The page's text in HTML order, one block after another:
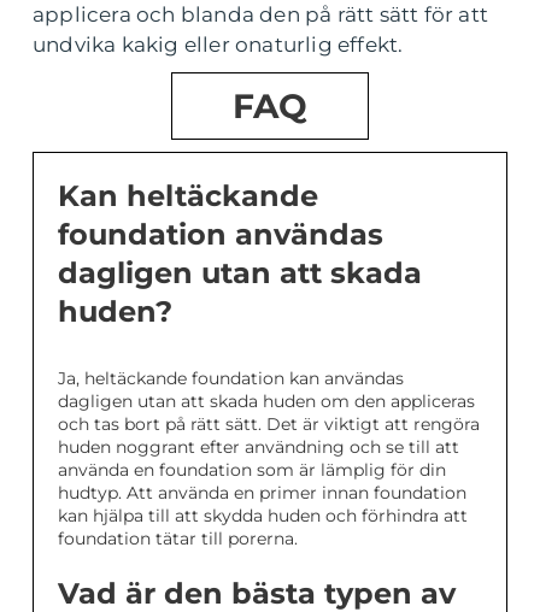
applicera och blanda den på rätt sätt för att
undvika kakig eller onaturlig effekt.
FAQ
Kan heltäckande
foundation användas
dagligen utan att skada
huden?
Ja, heltäckande foundation kan användas
dagligen utan att skada huden om den appliceras
och tas bort på rätt sätt. Det är viktigt att rengöra
huden noggrant efter användning och se till att
använda en foundation som är lämplig för din
hudtyp. Att använda en primer innan foundation
kan hjälpa till att skydda huden och förhindra att
foundation tätar till porerna.
Vad är den bästa typen av